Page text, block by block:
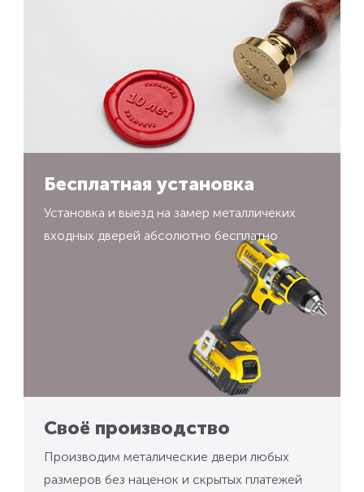
Бесплатная установка
Установка и выезд на замер металличеких
входных дверей абсолютно бесплатно
Своё производство
Производим металические двери любых
размеров без наценок и скрытых платежей